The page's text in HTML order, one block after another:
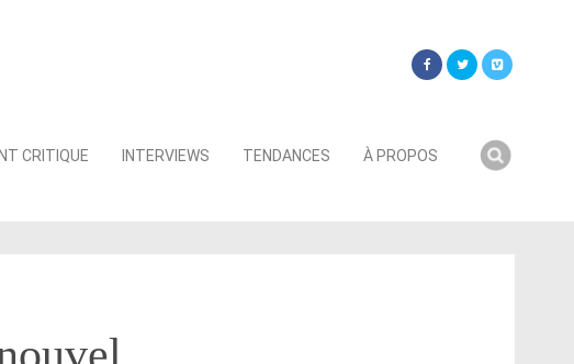
CRITIQUE INTERVIEWS TENDANCES À PROPOS